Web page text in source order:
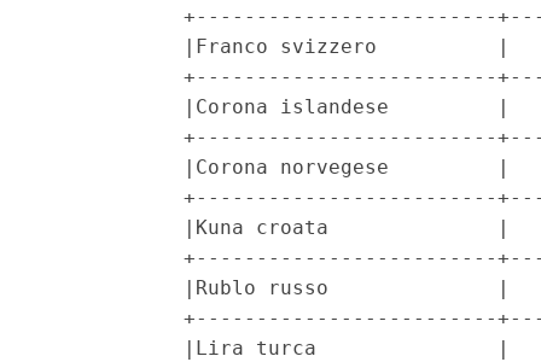
+-------------------------
|Franco svizzero          |
+-------------------------
|Corona islandese         |
+-------------------------
|Corona norvegese         |
+-------------------------
|Kuna croata              |
+-------------------------
|Rublo russo              |
+-------------------------
|Lira turca               |